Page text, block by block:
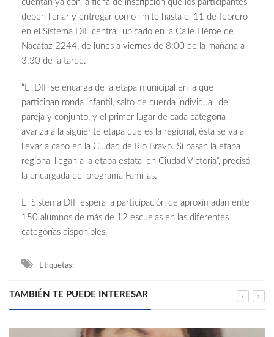
cuentan ya con la ficha de inscripción que los participantes
deben llenar y entregar como límite hasta el 11 de febrero
en el Sistema DIF central, ubicado en la Calle Héroe de
Nacataz 2244, de lunes a viernes de 8:00 de la mañana a
3:30 de la tarde.
“El DIF se encarga de la etapa municipal en la que
participan ronda infantil, salto de cuerda individual, de
pareja y conjunto, y el primer lugar de cada categoría
avanza a la siguiente etapa que es la regional, ésta se va a
llevar a cabo en la Ciudad de Río Bravo. Si pasan la etapa
regional llegan a la etapa estatal en Ciudad Victoria”, precisó
la encargada del programa Familias.
El Sistema DIF espera la participación de aproximadamente
150 alumnos de más de 12 escuelas en las diferentes
categorías disponibles.
Etiquetas:
TAMBIÉN TE PUEDE INTERESAR